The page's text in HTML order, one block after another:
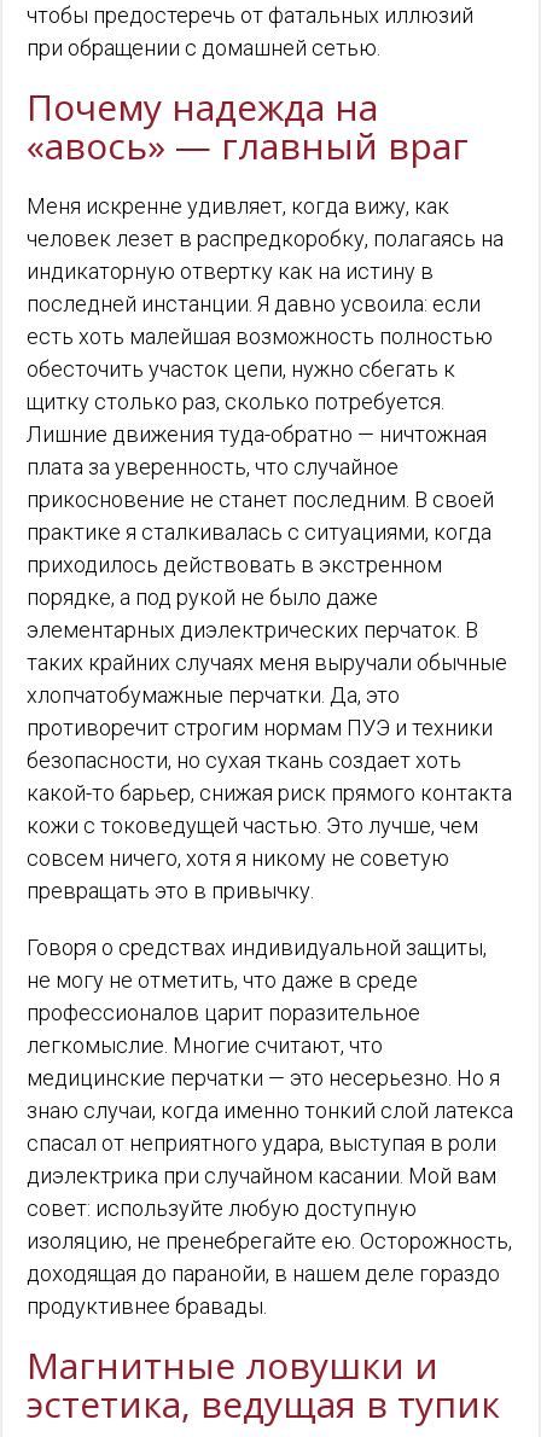
чтобы предостеречь от фатальных иллюзий
при обращении с домашней сетью.
Почему надежда на
«авось» — главный враг
Меня искренне удивляет, когда вижу, как
человек лезет в распредкоробку, полагаясь на
индикаторную отвертку как на истину в
последней инстанции. Я давно усвоила: если
есть хоть малейшая возможность полностью
обесточить участок цепи, нужно сбегать к
щитку столько раз, сколько потребуется.
Лишние движения туда-обратно — ничтожная
плата за уверенность, что случайное
прикосновение не станет последним. В своей
практике я сталкивалась с ситуациями, когда
приходилось действовать в экстренном
порядке, а под рукой не было даже
элементарных диэлектрических перчаток. В
таких крайних случаях меня выручали обычные
хлопчатобумажные перчатки. Да, это
противоречит строгим нормам ПУЭ и техники
безопасности, но сухая ткань создает хоть
какой-то барьер, снижая риск прямого контакта
кожи с токоведущей частью. Это лучше, чем
совсем ничего, хотя я никому не советую
превращать это в привычку.
Говоря о средствах индивидуальной защиты,
не могу не отметить, что даже в среде
профессионалов царит поразительное
легкомыслие. Многие считают, что
медицинские перчатки — это несерьезно. Но я
знаю случаи, когда именно тонкий слой латекса
спасал от неприятного удара, выступая в роли
диэлектрика при случайном касании. Мой вам
совет: используйте любую доступную
изоляцию, не пренебрегайте ею. Осторожность,
доходящая до паранойи, в нашем деле гораздо
продуктивнее бравады.
Магнитные ловушки и
эстетика, ведущая в тупик